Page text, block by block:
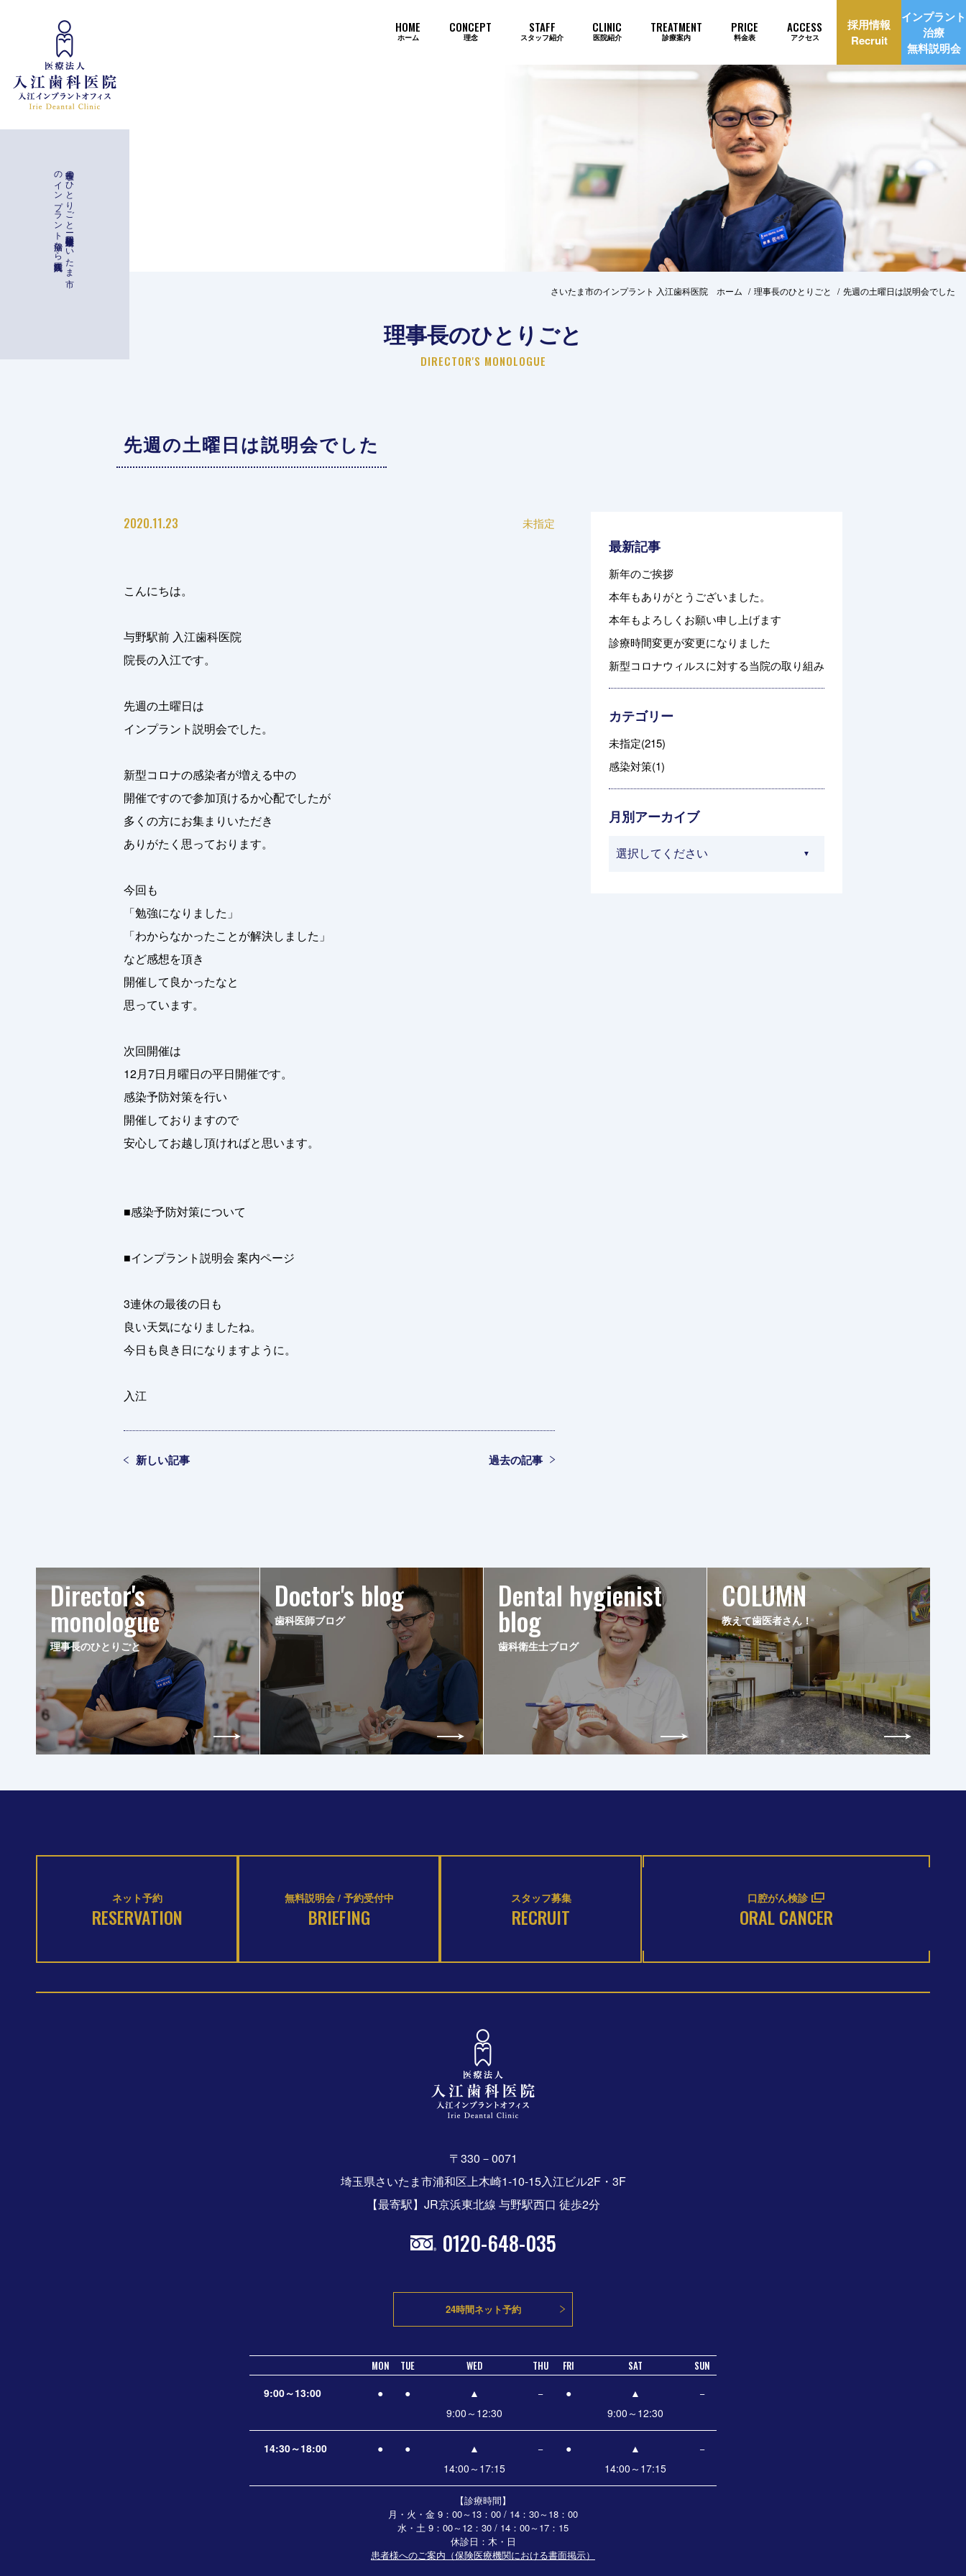
理事長の
ひ
と
り
ご
と
ー
与野駅徒歩二分
埼玉県さ
い
た
ま
市
の
イ
ン
プ
ラ
ン
ト
治療な
ら
入江歯科医院
HOME
ホーム
CONCEPT
理念
STAFF
スタッフ紹介
CLINIC
医院紹介
TREATMENT
診療案内
インプラント治療自動見積もり
PRICE
料金表
ACCESS
アクセス
採用情報
Recruit
インプラント
治療
無料説明会
さいたま市のインプラント 入江歯科医院 ホーム 理事長のひとりごと 先週の土曜日は説明会でした
理事長のひとりごと
DIRECTOR'S MONOLOGUE
先週の土曜日は説明会でした
2020.11.23 未指定
こんにちは。
与野駅前 入江歯科医院
院長の入江です。
先週の土曜日は
インプラント説明会でした。
新型コロナの感染者が増える中の
開催ですので参加頂けるか心配でしたが
多くの方にお集まりいただき
ありがたく思っております。
今回も
「勉強になりました」
「わからなかったことが解決しました」
など感想を頂き
開催して良かったなと
思っています。
次回開催は
12月7日月曜日の平日開催です。
感染予防対策を行い
開催しておりますので
安心してお越し頂ければと思います。
■感染予防対策について
■インプラント説明会 案内ページ
3連休の最後の日も
良い天気になりましたね。
今日も良き日になりますように。
入江
新しい記事 過去の記事
最新記事
新年のご挨拶
本年もありがとうございました。
本年もよろしくお願い申し上げます
診療時間変更が変更になりました
新型コロナウィルスに対する当院の取り組み
カテゴリー
未指定(215)
感染対策(1)
月別アーカイブ
Director's
monologue
理事長のひとりごと
Doctor's blog
歯科医師ブログ
Dental hygienist
blog
歯科衛生士ブログ
COLUMN
教えて歯医者さん！
ネット予約
RESERVATION
無料説明会 / 予約受付中
BRIEFING
スタッフ募集
RECRUIT
口腔がん検診
ORAL CANCER
〒330－0071
埼玉県さいたま市浦和区上木崎1-10-15入江ビル2F・3F
【最寄駅】JR京浜東北線 与野駅西口 徒歩2分
0120-648-035
24時間ネット予約
MON TUE WED THU FRI SAT SUN
【診療時間】
月・火・金 9：00～13：00 / 14：30～18：00
水・土 9：00～12：30 / 14：00～17：15
休診日：木・日
患者様へのご案内（保険医療機関における書面掲示）
9:00～13:00 ● ●
▲
9:00～12:30
− ●
▲
9:00～12:30
−
14:30～18:00 ● ●
▲
14:00～17:15
− ●
▲
14:00～17:15
−